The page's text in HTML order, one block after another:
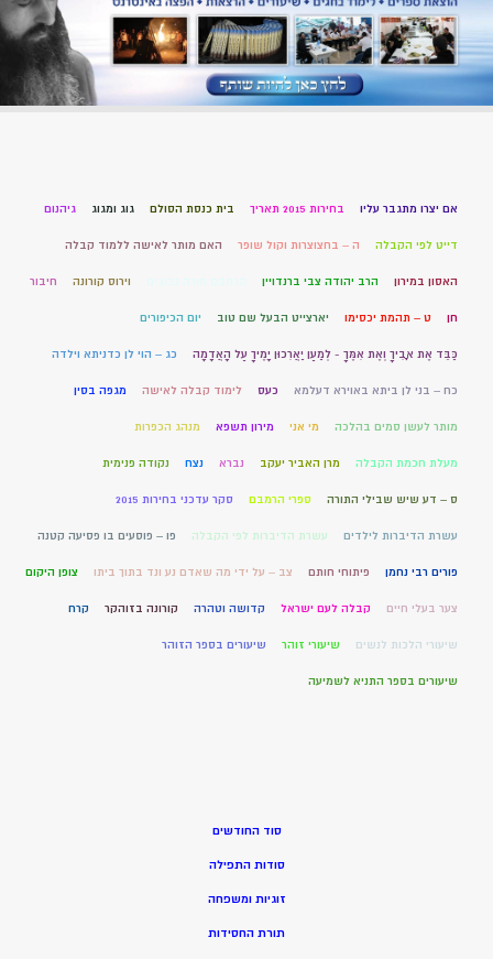
אם יצרו מתגבר עליו בחירות 2015 תאריך בית כנסת הסולם גוג ומגוג גיהנום
דייט לפי הקבלה ה – בחצוצרות וקול שופר האם מותר לאישה ללמוד קבלה
האסון במירון הרב יהודה צבי ברנדויין וירוס קורונה חיבור
חן ט – תהמת יכסימו יארצייט הבעל שם טוב יום הכיפורים
כַּבֵּד אֶת אָבִיךָ וְאֶת אִמֶּךָ - לְמַעַן יַאֲרִכוּן יָמֶיךָ עַל הָאֲדָמָה כג – הוי לן כדניתא וילדה
כח – בני לן ביתא באוירא דעלמא כעס לימוד קבלה לאישה מגפה בסין
מותר לעשן סמים בהלכה מי אני מירון תשפא מנהג הכפרות
מעלת חכמת הקבלה מרן האביר יעקב נברא נצח נקודה פנימית
ס – דע שיש שבילי התורה ספרי הרמבם סקר עדכני בחירות 2015
עשרת הדיברות לילדים עשרת הדיברות לפי הקבלה פו – פוסעים בו פסיעה קטנה
פורים רבי נחמן פיתוחי חותם צב – על ידי מה שאדם נע ונד בתוך ביתו צופן היקום
צער בעלי חיים קבלה לעם ישראל קדושה וטהרה קורונה בזוהקר קרח
שיעורי הלכות לנשים שיעורי זוהר שיעורים בספר הזוהר
שיעורים בספר התניא לשמיעה
סוד החודשים
סודות התפילה
זוגיות ומשפחה
תורת החסידות